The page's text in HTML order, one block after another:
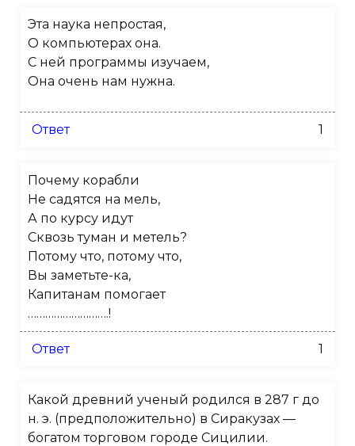
Эта наука непростая,
О компьютерах она.
С ней программы изучаем,
Она очень нам нужна.
Ответ 1
Почему корабли
Не садятся на мель,
А по курсу идут
Сквозь туман и метель?
Потому что, потому что,
Вы заметьте-ка,
Капитанам помогает
……………………….!
Ответ 1
Какой древний ученый родился в 287 г до
н. э. (предположительно) в Сиракузах —
богатом торговом городе Сицилии.